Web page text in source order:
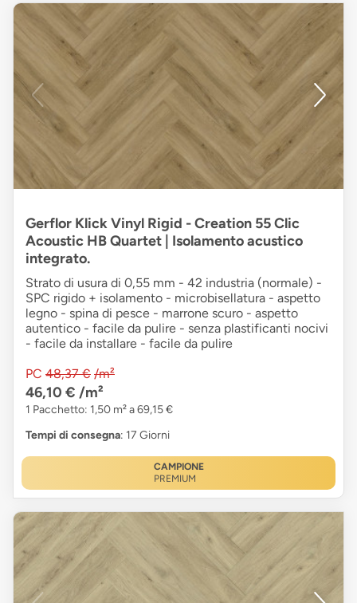
Gerflor Klick Vinyl Rigid - Creation 55 Clic
Acoustic HB Quartet | Isolamento acustico
integrato.
Strato di usura di 0,55 mm - 42 industria (normale) -
SPC rigido + isolamento - microbisellatura - aspetto
legno - spina di pesce - marrone scuro - aspetto
autentico - facile da pulire - senza plastificanti nocivi
- facile da installare - facile da pulire
PC 48,37 € /m²
46,10 € /m²
1 Pacchetto: 1,50 m² a 69,15 €
Tempi di consegna: 17 Giorni
CAMPIONE
PREMIUM